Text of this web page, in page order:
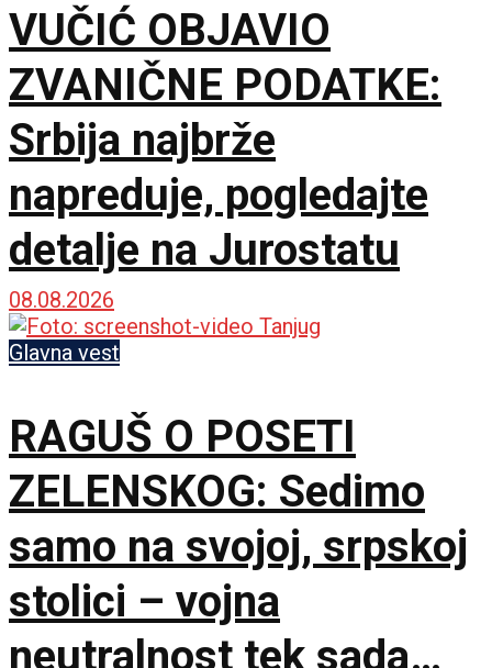
VUČIĆ OBJAVIO
ZVANIČNE PODATKE:
Srbija najbrže
napreduje, pogledajte
detalje na Jurostatu
08.08.2026
Glavna vest
RAGUŠ O POSETI
ZELENSKOG: Sedimo
samo na svojoj, srpskoj
stolici – vojna
neutralnost tek sada